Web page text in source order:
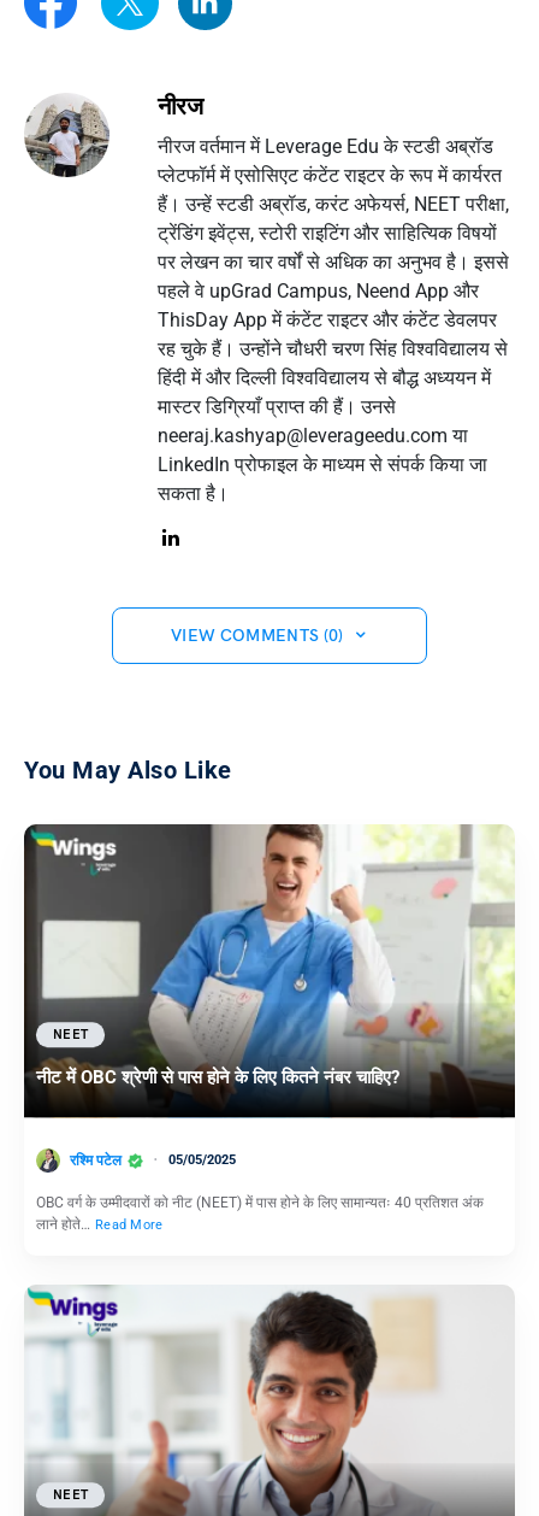
नीरज
नीरज वर्तमान में Leverage Edu के स्टडी अब्रॉड
प्लेटफॉर्म में एसोसिएट कंटेंट राइटर के रूप में कार्यरत
हैं। उन्हें स्टडी अब्रॉड, करंट अफेयर्स, NEET परीक्षा,
ट्रेंडिंग इवेंट्स, स्टोरी राइटिंग और साहित्यिक विषयों
पर लेखन का चार वर्षों से अधिक का अनुभव है। इससे
पहले वे upGrad Campus, Neend App और
ThisDay App में कंटेंट राइटर और कंटेंट डेवलपर
रह चुके हैं। उन्होंने चौधरी चरण सिंह विश्वविद्यालय से
हिंदी में और दिल्ली विश्वविद्यालय से बौद्ध अध्ययन में
मास्टर डिग्रियाँ प्राप्त की हैं। उनसे
neeraj.kashyap@leverageedu.com या
LinkedIn प्रोफाइल के माध्यम से संपर्क किया जा
सकता है।
VIEW COMMENTS (0)
You May Also Like
NEET
नीट में OBC श्रेणी से पास होने के लिए कितने नंबर चाहिए?
रश्मि पटेल 05/05/2025
OBC वर्ग के उम्मीदवारों को नीट (NEET) में पास होने के लिए सामान्यतः 40 प्रतिशत अंक
लाने होते… Read More
NEET